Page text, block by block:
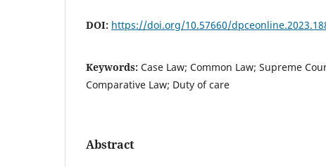
DOI: https://doi.org/10.57660/
Keywords: Case Law; Common Law; Supreme
Comparative Law; Duty of care
Abstract